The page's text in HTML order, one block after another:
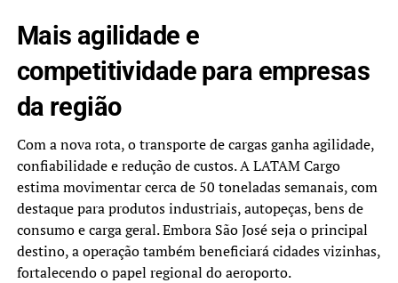
Mais agilidade e
competitividade para empresas
da região
Com a nova rota, o transporte de cargas ganha agilidade,
confiabilidade e redução de custos. A LATAM Cargo
estima movimentar cerca de 50 toneladas semanais, com
destaque para produtos industriais, autopeças, bens de
consumo e carga geral. Embora São José seja o principal
destino, a operação também beneficiará cidades vizinhas,
fortalecendo o papel regional do aeroporto.